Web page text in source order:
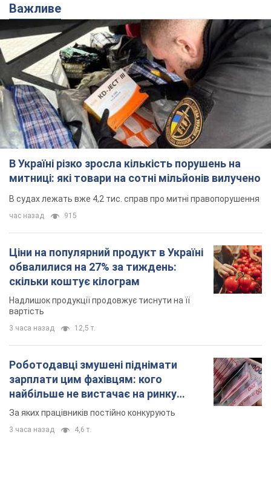
Важливе
В Україні різко зросла кількість порушень на
митниці: які товари на сотні мільйонів вилучено
В судах лежать вже 4,2 тис. справ про митні правопорушення
час назад 915
Ціни на популярний продукт в Україні
обвалилися на 27% за тиждень:
скільки коштує кілограм
Надлишок продукції продовжує тиснути на її
вартість
3 часа назад 12,5 т.
Роботодавці змушені піднімати
зарплати цим фахівцям: кого
найбільше не вистачає на ринку
праці
За яких працівників постійно конкурують
3 часа назад 4,6 т.